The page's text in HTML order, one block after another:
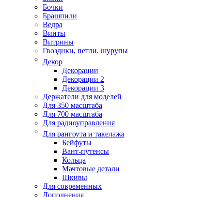
Бочки
Брашпили
Ведра
Винты
Витрины
Гвоздики, петли, шурупы
Декор
Декорации
Декорации 2
Декорации 3
Держатели для моделей
Для 350 масштаба
Для 700 масштаба
Для радиоуправления
Для рангоута и такелажа
Бейфуты
Вант-путенсы
Кольца
Мачтовые детали
Шкивы
Для современных
Дополнения